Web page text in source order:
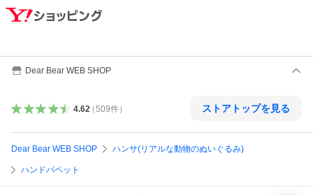
Dear Bear WEB SHOP
4.62（509件） ストアトップを見る
Dear Bear WEB SHOP ハンサ(リアルな動物のぬいぐるみ)
ハンドパペット